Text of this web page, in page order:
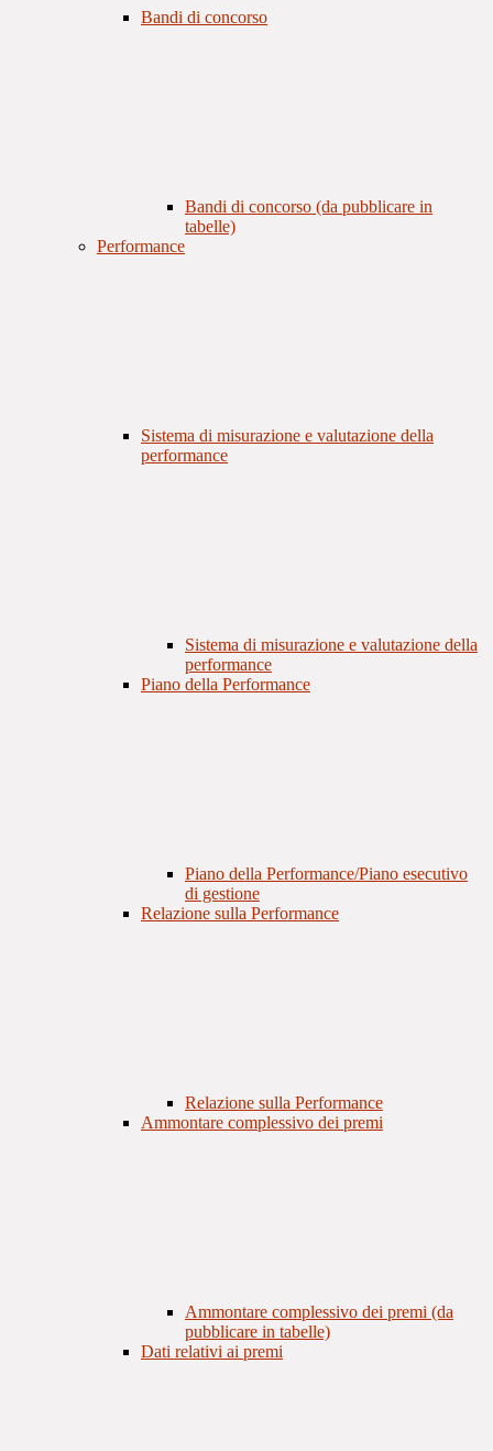
Bandi di concorso
Bandi di concorso (da pubblicare in
tabelle)
Performance
Sistema di misurazione e valutazione della
performance
Sistema di misurazione e valutazione della
performance
Piano della Performance
Piano della Performance/Piano esecutivo
di gestione
Relazione sulla Performance
Relazione sulla Performance
Ammontare complessivo dei premi
Ammontare complessivo dei premi (da
pubblicare in tabelle)
Dati relativi ai premi